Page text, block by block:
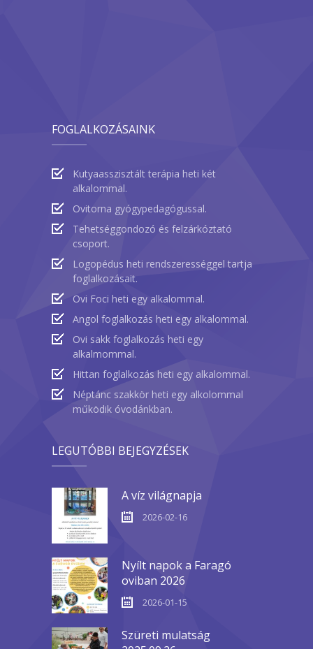
FOGLALKOZÁSAINK
Kutyaasszisztált terápia heti két
alkalommal.
Ovitorna gyógypedagógussal.
Tehetséggondozó és felzárkóztató
csoport.
Logopédus heti rendszerességgel tartja
foglalkozásait.
Ovi Foci heti egy alkalommal.
Angol foglalkozás heti egy alkalommal.
Ovi sakk foglalkozás heti egy
alkalmommal.
Hittan foglalkozás heti egy alkalommal.
Néptánc szakkör heti egy alkolommal
működik óvodánkban.
LEGUTÓBBI BEJEGYZÉSEK
A víz világnapja
2026-02-16
Nyílt napok a Faragó
oviban 2026
2026-01-15
Szüreti mulatság